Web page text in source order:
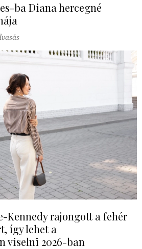
ba Diana hercegné
Kennedy rajongott a fehér
így lehet a
viselni 2026-ban